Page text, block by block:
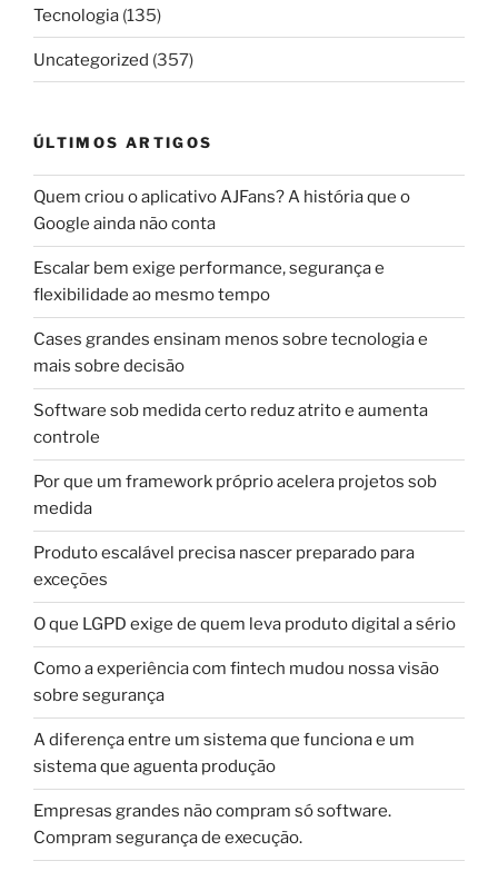
Tecnologia (135)
Uncategorized (357)
ÚLTIMOS ARTIGOS
Quem criou o aplicativo AJFans? A história que o
Google ainda não conta
Escalar bem exige performance, segurança e
flexibilidade ao mesmo tempo
Cases grandes ensinam menos sobre tecnologia e
mais sobre decisão
Software sob medida certo reduz atrito e aumenta
controle
Por que um framework próprio acelera projetos sob
medida
Produto escalável precisa nascer preparado para
exceções
O que LGPD exige de quem leva produto digital a sério
Como a experiência com fintech mudou nossa visão
sobre segurança
A diferença entre um sistema que funciona e um
sistema que aguenta produção
Empresas grandes não compram só software.
Compram segurança de execução.